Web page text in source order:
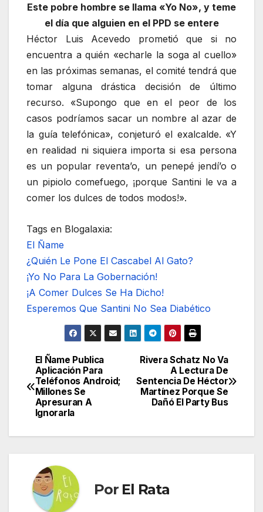
Este pobre hombre se llama «Yo No», y teme
el día que alguien en el PPD se entere
Héctor Luis Acevedo prometió que si no
encuentra a quién «echarle la soga al cuello»
en las próximas semanas, el comité tendrá que
tomar alguna drástica decisión de último
recurso. «Supongo que en el peor de los
casos podríamos sacar un nombre al azar de
la guía telefónica», conjeturó el exalcalde. «Y
en realidad ni siquiera importa si esa persona
es un popular reventa’o, un penepé jendí’o o
un pipiolo comefuego, ¡porque Santini le va a
comer los dulces de todos modos!».
Tags en Blogalaxia:
El Ñame
¿Quién Le Pone El Cascabel Al Gato?
¡Yo No Para La Gobernación!
¡A Comer Dulces Se Ha Dicho!
Esperemos Que Santini No Sea Diabético
Navegación
de
entradas
Rivera Schatz No Va
A Lectura De
Sentencia De Héctor
Martínez Porque Se
Dañó El Party Bus
El Ñame Publica
Aplicación Para
Teléfonos Android;
Millones Se
Apresuran A
Ignorarla
Por El Rata